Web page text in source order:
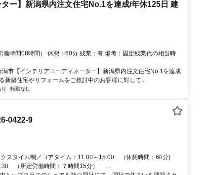
ー】新潟県内注文住宅No.1を達成/年休125日 建
時間08時間） 休憩：60分 残業：有 備考：固定残業代の相当時
市【インテリアコーディネーター】新潟県内注文住宅No.1を達成
新築住宅やリフォームをご検討中のお客様に対して...
転勤なし
0422-9
スタイム制／コアタイム：11:00～15:00 （休憩時間：60分)
（所定労働時間：７時間15分） ...